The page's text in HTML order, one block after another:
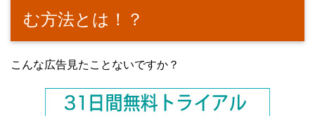
む方法とは！？
こんな広告見たことないですか？